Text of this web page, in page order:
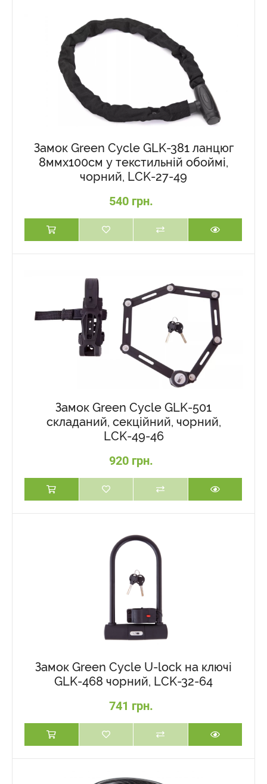
Замок Green Cycle GLK-381 ланцюг
8ммx100см у текстильній обоймі,
чорний, LCK-27-49
540 грн.
Замок Green Cycle GLK-501
складаний, секційний, чорний,
LCK-49-46
920 грн.
Замок Green Cycle U-lock на ключі
GLK-468 чорний, LCK-32-64
741 грн.